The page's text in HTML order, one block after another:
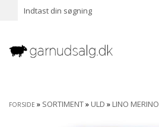
FORSIDE » SORTIMENT» ULD » LINO MERINO